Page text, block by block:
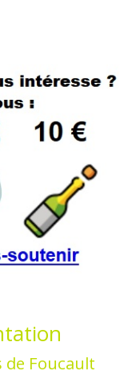
de Foucault